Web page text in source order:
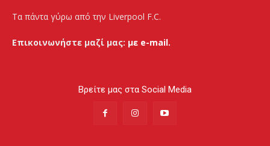
Τα πάντα γύρω από την Liverpool F.C.
Επικοινωνήστε μαζί μας: με e-mail.
Βρείτε μας στα Social Media